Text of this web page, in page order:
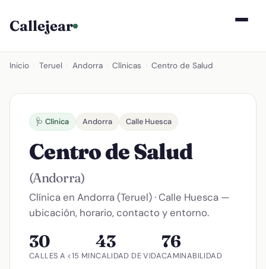
Callejear
Inicio Teruel Andorra Clínicas Centro de Salud
🩺 Clínica Andorra Calle Huesca
Centro de Salud
(Andorra)
Clínica en Andorra (Teruel) · Calle Huesca —
ubicación, horario, contacto y entorno.
30
CALLES A <15 MIN
43
CALIDAD DE VIDA
76
CAMINABILIDAD